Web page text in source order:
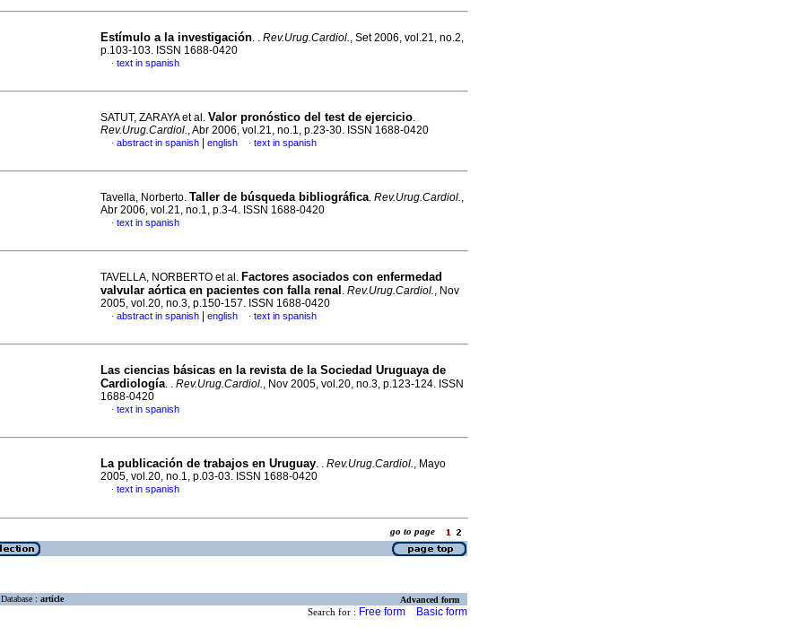
Estímulo a la investigación. . Rev.Urug.Cardiol., Set 2006, vol.21, no.2,
p.103-103. ISSN 1688-0420
· text in spanish
SATUT, ZARAYA et al. Valor pronóstico del test de ejercicio.
Rev.Urug.Cardiol., Abr 2006, vol.21, no.1, p.23-30. ISSN 1688-0420
· abstract in spanish english · text in spanish
Tavella, Norberto. Taller de búsqueda bibliográfica. Rev.Urug.Cardiol.,
Abr 2006, vol.21, no.1, p.3-4. ISSN 1688-0420
· text in spanish
TAVELLA, NORBERTO et al. Factores asociados con enfermedad
valvular aórtica en pacientes con falla renal . Rev.Urug.Cardiol., Nov
2005, vol.20, no.3, p.150-157. ISSN 1688-0420
· abstract in spanish english · text in spanish
Las ciencias básicas en la revista de la Sociedad Uruguaya de
Cardiología. . Rev.Urug.Cardiol., Nov 2005, vol.20, no.3, p.123-124. ISSN
1688-0420
· text in spanish
La publicación de trabajos en Uruguay. . Rev.Urug.Cardiol., Mayo
2005, vol.20, no.1, p.03-03. ISSN 1688-0420
· text in spanish
go to page
Database : article Advanced form
Search for : Free form Basic form